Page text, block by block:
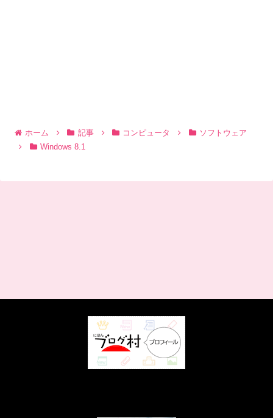
ホーム 記事 コンピュータ
ソフトウェア
Windows 8.1